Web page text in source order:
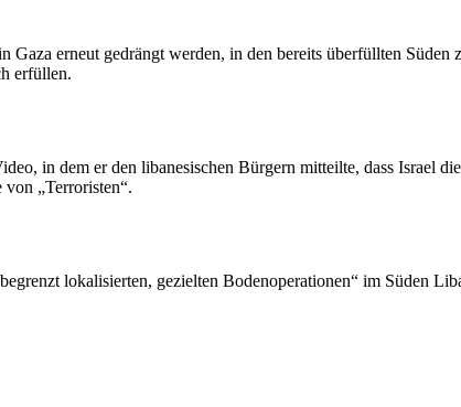
erneut gedrängt werden, in den bereits überfüllten
erfüllen.
in dem er den libanesischen Bürgern mitteilte, dass Israel
„Terroristen“.
lokalisierten, gezielten Bodenoperationen“ im Süden